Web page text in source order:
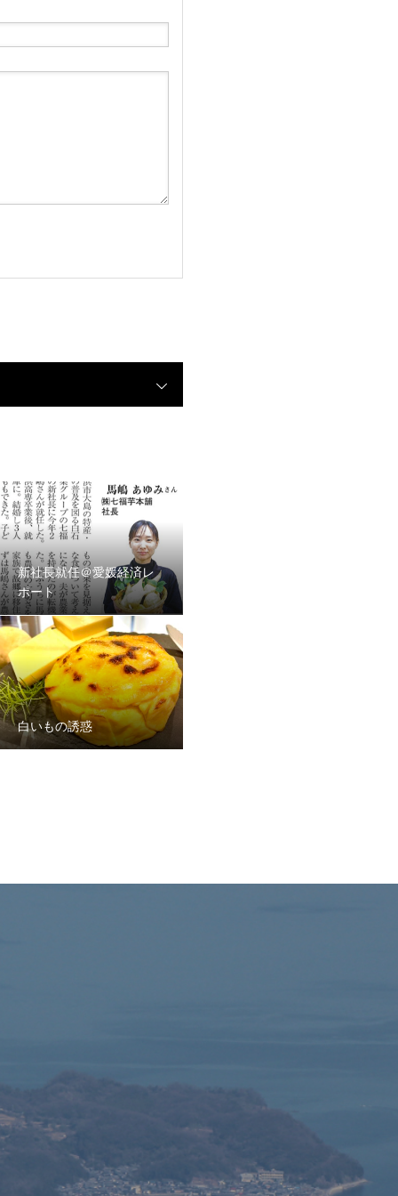
新社長就任＠愛媛経済レ
ポート
白いもの誘惑